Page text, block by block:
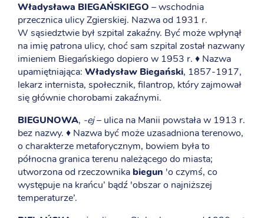
Władysława BIEGAŃSKIEGO – wschodnia
przecznica ulicy Zgierskiej. Nazwa od 1931 r.
W sąsiedztwie był szpital zakaźny. Być może wpłynął
na imię patrona ulicy, choć sam szpital został nazwany
imieniem Biegańskiego dopiero w 1953 r. ♦ Nazwa
upamiętniająca: Władysław Biegański, 1857-1917,
lekarz internista, społecznik, filantrop, który zajmował
się głównie chorobami zakaźnymi.
BIEGUNOWA, -ej– ulica na Manii powstała w 1913 r.
bez nazwy. ♦ Nazwa być może uzasadniona terenowo,
o charakterze metaforycznym, bowiem była to
północna granica terenu należącego do miasta;
utworzona od rzeczownika biegun 'o czymś, co
występuje na krańcu’ bądź 'obszar o najniższej
temperaturze’.